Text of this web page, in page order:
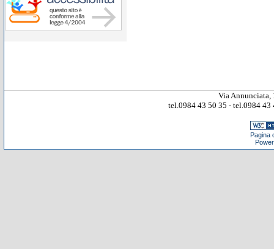
Via Annunciata,
tel.0984 43 50 35 - tel.0984
Pagina